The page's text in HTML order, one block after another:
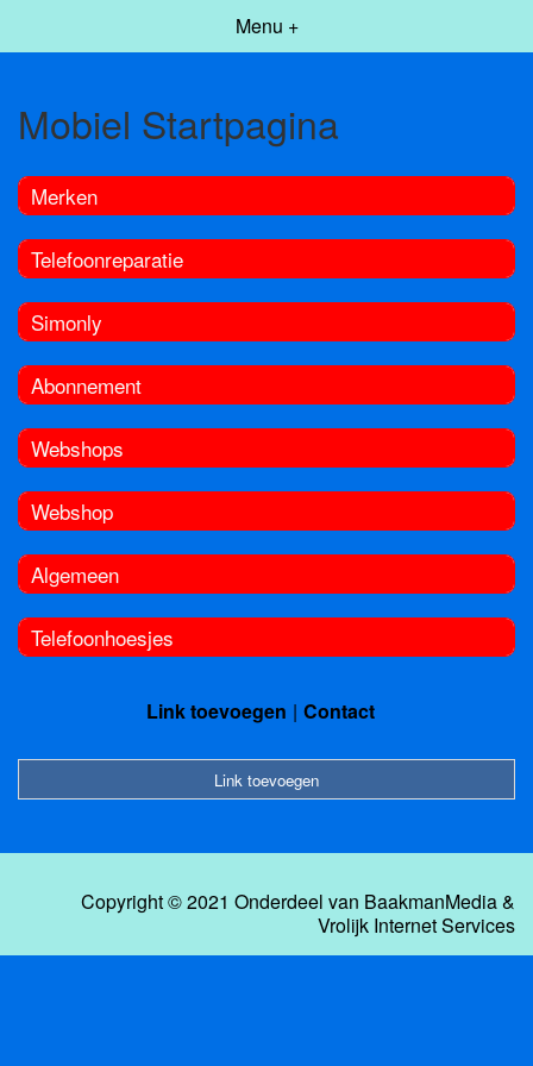
Menu +
Mobiel Startpagina
Merken
Telefoonreparatie
Simonly
Abonnement
Webshops
Webshop
Algemeen
Telefoonhoesjes
Link toevoegen Contact
Link toevoegen
Copyright © 2021 Onderdeel van BaakmanMedia&
Vrolijk Internet Services